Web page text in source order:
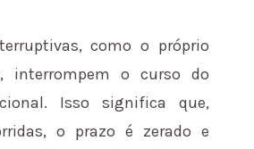
como o próprio
interrompem o curso do
Isso significa que,
o prazo é zerado e